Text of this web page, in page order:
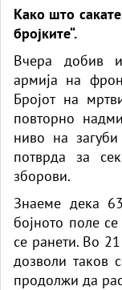
Како што
бројките“.
Вчера добив
армија на
Бројот на
повторно
ниво на
потврда за
зборови.
Знаеме дека
бојното поле
се ранети. Во
дозволи таков
продолжи да